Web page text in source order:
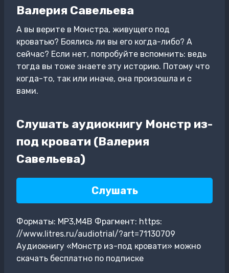
Валерия Савельева
А вы верите в Монстра, живущего под
кроватью? Боялись ли вы его когда-либо? А
сейчас? Если нет, попробуйте вспомнить: ведь
тогда вы тоже знаете эту историю. Потому что
когда-то, так или иначе, она произошла и с
вами.
Слушать аудиокнигу Монстр из-
под кровати (Валерия
Савельева)
Слушать
Форматы: MP3,M4B Фрагмент: https:
//www.litres.ru/audiotrial/?art=71130709
Аудиокнигу «Монстр из-под кровати» можно
скачать бесплатно по подписке